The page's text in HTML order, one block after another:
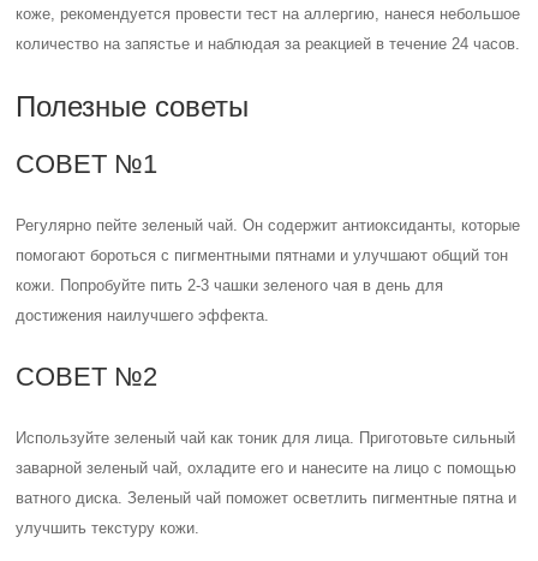
коже, рекомендуется провести тест на аллергию, нанеся небольшое
количество на запястье и наблюдая за реакцией в течение 24 часов.
Полезные советы
СОВЕТ №1
Регулярно пейте зеленый чай. Он содержит антиоксиданты, которые
помогают бороться с пигментными пятнами и улучшают общий тон
кожи. Попробуйте пить 2-3 чашки зеленого чая в день для
достижения наилучшего эффекта.
СОВЕТ №2
Используйте зеленый чай как тоник для лица. Приготовьте сильный
заварной зеленый чай, охладите его и нанесите на лицо с помощью
ватного диска. Зеленый чай поможет осветлить пигментные пятна и
улучшить текстуру кожи.